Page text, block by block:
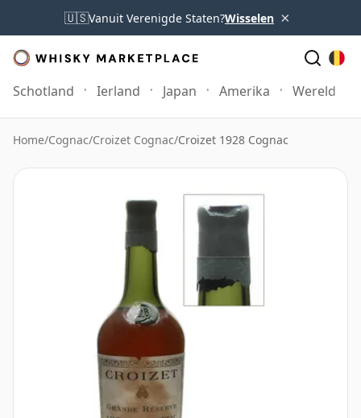
🇺🇸Vanuit Verenigde Staten?Wisselen ×
Schotland Ierland Japan Amerika Wereld
Home/Cognac/Croizet Cognac/Croizet 1928 Cognac